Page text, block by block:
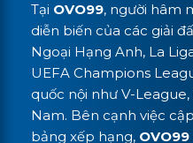
Tại OVO99, người hâm
diễn biến của các giải
Ngoại Hạng Anh, La
UEFA Champions
quốc nội như V-
Nam. Bên cạnh việc
bảng xếp hạng, OVO99